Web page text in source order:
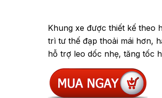
Khung xe được thiết kế theo
trì tư thế đạp thoải mái hơn,
hỗ trợ leo dốc nhẹ, tăng tốc